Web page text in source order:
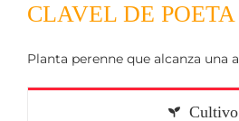
CLAVEL DE
Planta perenne que alcanza una
Cultivo